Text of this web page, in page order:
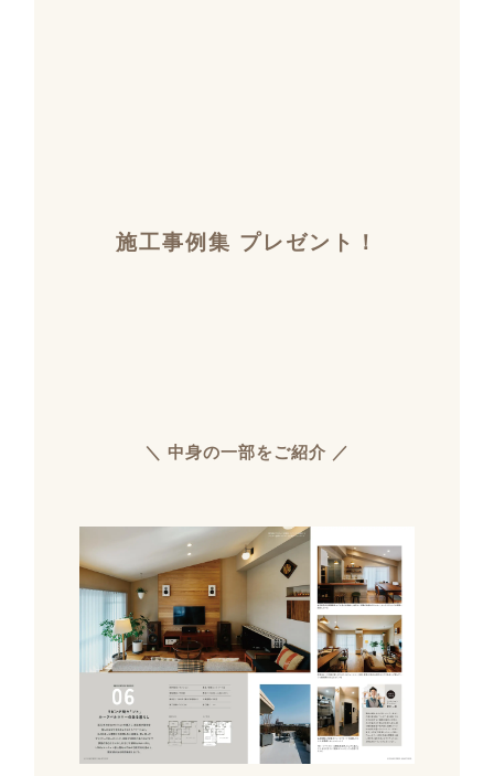
施工事例集 プレゼント！
＼ 中身の一部をご紹介 ／